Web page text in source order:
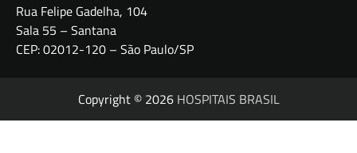
Rua Felipe Gadelha, 104
Sala 55 – Santana
CEP: 02012-120 – São Paulo/SP
Copyright © 2026 HOSPITAIS BRASIL